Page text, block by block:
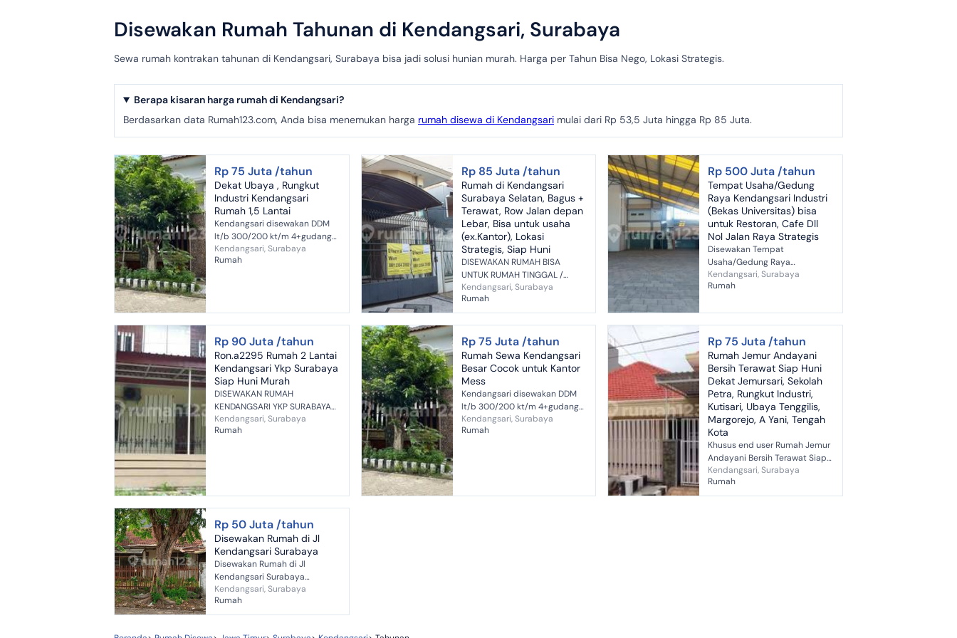
Disewakan Rumah Tahunan di Kendangsari, Surabaya
Sewa rumah kontrakan tahunan di Kendangsari, Surabaya bisa jadi solusi hunian murah. Harga per Tahun Bisa Nego, Lokasi Strategis.
Berapa kisaran harga rumah di Kendangsari?
Berdasarkan data Rumah123.com, Anda bisa menemukan harga rumah disewa di Kendangsari mulai dari Rp 53,5 Juta hingga Rp 85 Juta.
Rp 75 Juta /tahun
Dekat Ubaya , Rungkut
Industri Kendangsari
Rumah 1,5 Lantai
Kendangsari disewakan DDM
lt/b 300/200 kt/m 4+gudang/
2+2 Kt pembantu 1 carport, 1
garasi hdp utara, 3500 watt,
Kendangsari, Surabaya
Rumah
Rp 85 Juta /tahun
Rumah di Kendangsari
Surabaya Selatan, Bagus +
Terawat, Row Jalan depan
Lebar, Bisa untuk usaha
(ex.Kantor), Lokasi
Strategis, Siap Huni
DISEWAKAN RUMAH BISA
UNTUK RUMAH TINGGAL /
KANTOR Lokasi : Kendangsari,
Surabaya Selatan &#x2022;
Luas tanah (15 x 23) 350 m2
&#x2022; Lu...
Kendangsari, Surabaya
Rumah
Rp 500 Juta /tahun
Tempat Usaha/Gedung
Raya Kendangsari Industri
(Bekas Universitas) bisa
untuk Restoran, Cafe Dll
Nol Jalan Raya Strategis
Disewakan Tempat
Usaha/Gedung Raya
Kendangsari Industri (Bekas
Universitas) Bisa untuk
Raya Strategis Spesifikasi LT:...
Kendangsari, Surabaya
Rumah
Rp 90 Juta /tahun
Ron.a2295 Rumah 2 Lantai
Kendangsari Ykp Surabaya
Siap Huni Murah
DISEWAKAN RUMAH
KENDANGSARI YKP SURABAYA
RON.A2295 LUAS TANAH: 180
M2 DIMENSI LEBAR: 10 M
Kendangsari, Surabaya
Rumah
Rp 75 Juta /tahun
Rumah Sewa Kendangsari
Besar Cocok untuk Kantor
Mess
Kendangsari disewakan DDM
lt/b 300/200 kt/m 4+gudang/
2+2 Kt pembantu 1 carport, 1
garasi hdp utara, 3500 watt,
Kendangsari, Surabaya
Rumah
Rp 75 Juta /tahun
Rumah Jemur Andayani
Bersih Terawat Siap Huni
Dekat Jemursari, Sekolah
Petra, Rungkut Industri,
Kutisari, Ubaya Tenggilis,
Margorejo, A Yani, Tengah
Kota
Khusus end user Rumah Jemur
Andayani Bersih Terawat Siap
Huni Dekat Jemursari, Sekolah
Petra, Rungkut Industri, Kutisari,
Ubaya Tenggilis, Margore...
Kendangsari, Surabaya
Rumah
Rp 50 Juta /tahun
Disewakan Rumah di Jl
Kendangsari Surabaya
Disewakan Rumah di Jl
Kendangsari Surabaya
Bangunan 1 lantai 2 Kamar
Tidur 1 Kamar Mandi Luas
Tanah 327 m2 Luas Bangunan
Kendangsari, Surabaya
Rumah